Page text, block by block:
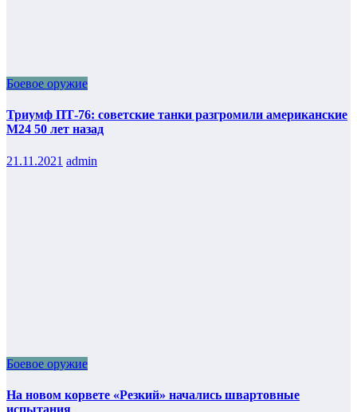
Боевое оружие
Триумф ПТ-76: советские танки разгромили американские
М24 50 лет назад
21.11.2021 admin
Боевое оружие
На новом корвете «Резкий» начались швартовные
испытания